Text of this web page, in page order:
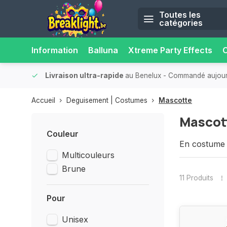
Toutes les
catégories
Information Balluna Xtreme Party Effects
Plus de 15 000 points de retrait- Toujours un point
Accueil Deguisement | Costumes Mascotte
Couleur
Multicouleurs
Brune
Pour
Unisex
En
l’intention,
Dalmatie.
11 Produits